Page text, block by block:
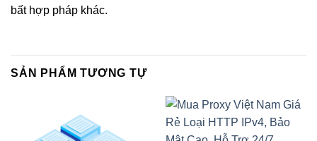
bất hợp pháp khác.
SẢN PHẨM TƯƠNG TỰ